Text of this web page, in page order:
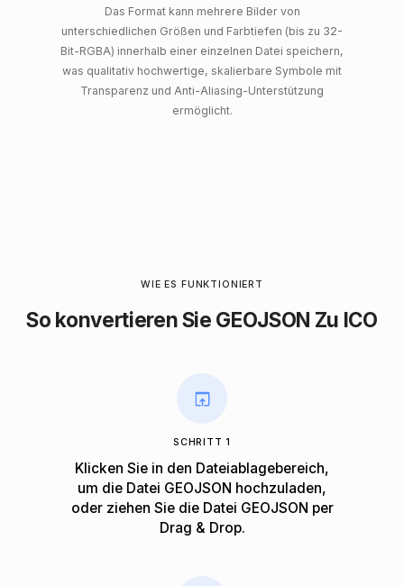
Das Format kann mehrere Bilder von
unterschiedlichen Größen und Farbtiefen (bis zu 32-
Bit-RGBA) innerhalb einer einzelnen Datei speichern,
was qualitativ hochwertige, skalierbare Symbole mit
Transparenz und Anti-Aliasing-Unterstützung
ermöglicht.
WIE ES FUNKTIONIERT
So konvertieren Sie GEOJSON Zu ICO
SCHRITT 1
Klicken Sie in den Dateiablagebereich,
um die Datei GEOJSON hochzuladen,
oder ziehen Sie die Datei GEOJSON per
Drag & Drop.